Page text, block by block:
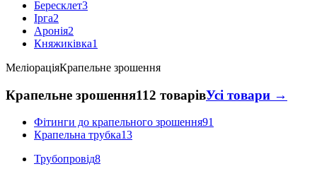
Бересклет3
Ірга2
Аронія2
Княжиківка1
МеліораціяКрапельне зрошення
Крапельне зрошення112 товарівУсі товари →
Фітинги до крапельного зрошення91
Крапельна трубка13
Трубопровід8